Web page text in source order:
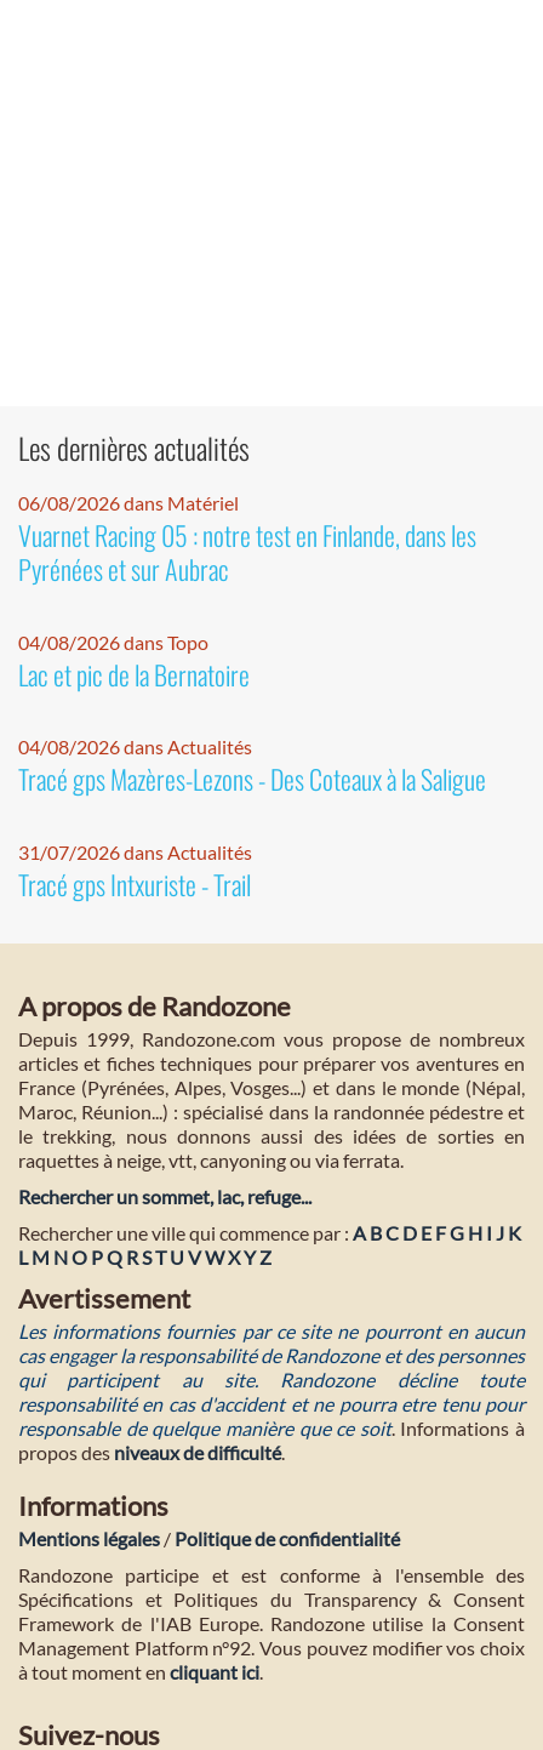
Les dernières actualités
06/08/2026 dans Matériel
Vuarnet Racing 05 : notre test en Finlande, dans les
Pyrénées et sur Aubrac
04/08/2026 dans Topo
Lac et pic de la Bernatoire
04/08/2026 dans Actualités
Tracé gps Mazères-Lezons - Des Coteaux à la Saligue
31/07/2026 dans Actualités
Tracé gps Intxuriste - Trail
A propos de Randozone
Depuis 1999, Randozone.com vous propose de nombreux
articles et fiches techniques pour préparer vos aventures en
France (Pyrénées, Alpes, Vosges...) et dans le monde (Népal,
Maroc, Réunion...) : spécialisé dans la randonnée pédestre et
le trekking, nous donnons aussi des idées de sorties en
raquettes à neige, vtt, canyoning ou via ferrata.
Rechercher un sommet, lac, refuge...
Rechercher une ville qui commence par : A BC D E FG H I J K
L M NO PQ RST U VWXYZ
Avertissement
Les informations fournies par ce site ne pourront en aucun
cas engager la responsabilité de Randozone et des personnes
qui participent au site. Randozone décline toute
responsabilité en cas d'accident et ne pourra etre tenu pour
responsable de quelque manière que ce soit. Informations à
propos des niveaux de difficulté.
Informations
Mentions légales / Politique de confidentialité
Randozone participe et est conforme à l'ensemble des
Spécifications et Politiques du Transparency & Consent
Framework de l'IAB Europe. Randozone utilise la Consent
Management Platform n°92. Vous pouvez modifier vos choix
à tout moment en cliquant ici.
Suivez-nous